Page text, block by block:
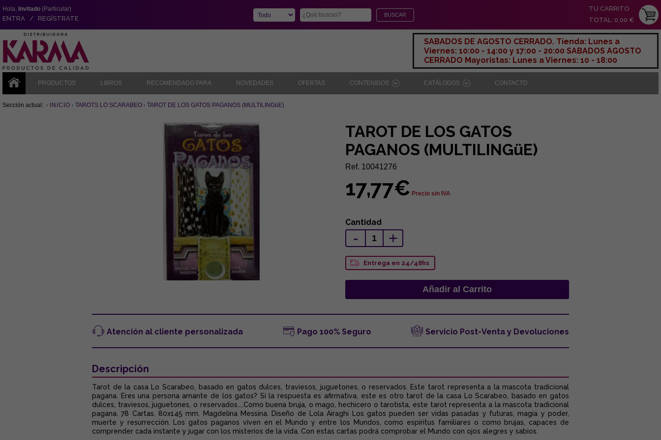
Hola, Invitado (Particular)
ENTRA / REGÍSTRATE
TU CARRITO
TOTAL: 0,00 €
SABADOS DE AGOSTO CERRADO. Tienda: Lunes a
Viernes: 10:00 - 14:00 y 17:00 - 20:00 SABADOS AGOSTO
CERRADO Mayoristas: Lunes a Viernes: 10 - 18:00
PRODUCTOS LIBROS RECOMENDADO PARA NOVEDADES OFERTAS CONTENIDOS CATÁLOGOS CONTACTO
Sección actual: INICIO TAROTS LO SCARABEO TAROT DE LOS GATOS PAGANOS (MULTILINGüE)
TAROT DE LOS GATOS
PAGANOS (MULTILINGüE)
Ref. 10041276
17,77€ Precio sin IVA
Cantidad
- +
Entrega en 24/48hs
Atención al cliente personalizada Pago 100% Seguro Servicio Post-Venta y Devoluciones
Descripción
Tarot de la casa Lo Scarabeo, basado en gatos dulces, traviesos, juguetones, o reservados. Este tarot representa a la mascota tradicional
pagana. Eres una persona amante de los gatos? Si la respuesta es afirmativa, este es otro tarot de la casa Lo Scarabeo, basado en gatos
dulces, traviesos, juguetones, o reservados....Como buena bruja, o mago, hechicero o tarotista, este tarot representa a la mascota tradicional
pagana. 78 Cartas. 80x145 mm. Magdelina Messina. Diseño de Lola Airaghi Los gatos pueden ser vidas pasadas y futuras, magia y poder,
muerte y resurrección. Los gatos paganos viven en el Mundo y entre los Mundos, como espíritus familiares o como brujas, capaces de
comprender cada instante y jugar con los misterios de la vida. Con estas cartas podrá comprobar el Mundo con ojos alegres y sabios.